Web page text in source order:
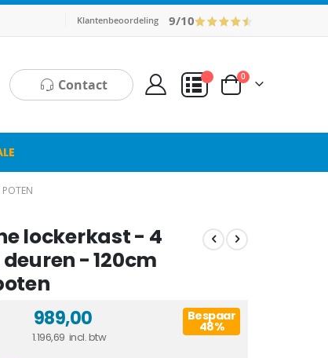
Klantenbeoordeling 9/10
Contact Cart
0producten
lockerkast - 4
- 120cm
1.196,69
989,00 Bespaar
48%